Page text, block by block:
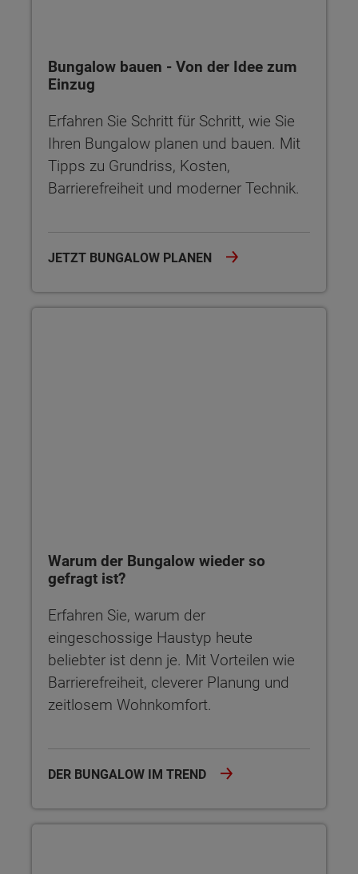
Bungalow bauen - Von der Idee zum
Einzug
Erfahren Sie Schritt für Schritt, wie Sie
Ihren Bungalow planen und bauen. Mit
Tipps zu Grundriss, Kosten,
Barrierefreiheit und moderner Technik.
JETZT BUNGALOW PLANEN
Warum der Bungalow wieder so
gefragt ist?
Erfahren Sie, warum der
eingeschossige Haustyp heute
beliebter ist denn je. Mit Vorteilen wie
Barrierefreiheit, cleverer Planung und
zeitlosem Wohnkomfort.
DER BUNGALOW IM TREND